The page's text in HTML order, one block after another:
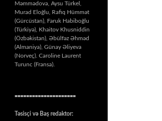
Məmmədova, Aysu Türkel,
Murad Eloğlu, Rafiq Hümmət
(Gürcüstan), Faruk Habiboğlu
(Türkiyə), Khaitov Khusniddin
(Özbəkistan), Əbülfəz Əhməd
(Almaniya), Günay Əliyeva
(Norveç). Caroline Laurent
Turunc (Fransa).
=====================
Təsisçi və Baş redaktor: